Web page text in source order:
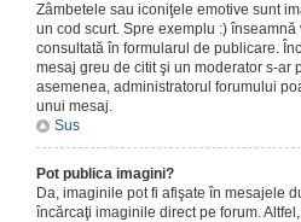
Zâmbetele sau iconiţele emotive sunt
un cod scurt. Spre exemplu :)
consultată în formularul de publicare.
mesaj greu de citit şi un moderator s-ar
asemenea, administratorul forumului
unui mesaj.
Sus
Pot publica imagini?
Da, imaginile pot fi afişate în mesajele
încărcaţi imaginile direct pe forum.